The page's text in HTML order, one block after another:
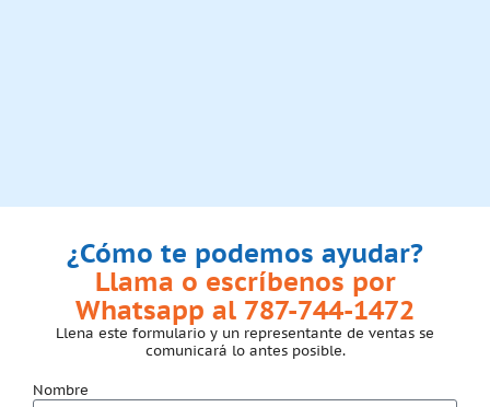
¿Cómo te podemos ayudar?
Llama o escríbenos por
Whatsapp al 787-744-1472
Llena este formulario y un representante de ventas se
comunicará lo antes posible.
Nombre